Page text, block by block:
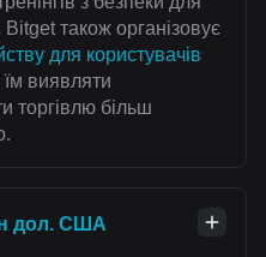
Bitget також організовує
для користувачів
виявляти
торгівлю більш
дол. США